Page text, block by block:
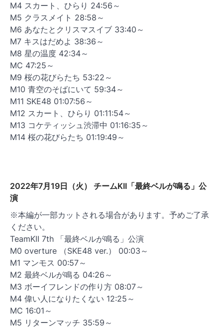
M4 スカート、ひらり 24:56～
M5 クラスメイト 28:58～
M6 あなたとクリスマスイブ 33:40～
M7 キスはだめよ 38:36～
M8 星の温度 42:34～
MC 47:25～
M9 桜の花びらたち 53:22～
M10 青空のそばにいて 59:34～
M11 SKE48 01:07:56～
M12 スカート、ひらり 01:11:54～
M13 コケティッシュ渋滞中 01:16:35～
M14 桜の花びらたち 01:19:49～
2022年7月19日（火） チームKII「最終ベルが鳴る」公
演
※本編が一部カットされる場合があります。予めご了承
ください。
TeamKII 7th 「最終ベルが鳴る」公演
M0 overture （SKE48 ver.） 00:03～
M1 マンモス 00:57～
M2 最終ベルが鳴る 04:26～
M3 ボーイフレンドの作り方 08:07～
M4 偉い人になりたくない 12:25～
MC 16:01～
M5 リターンマッチ 35:59～